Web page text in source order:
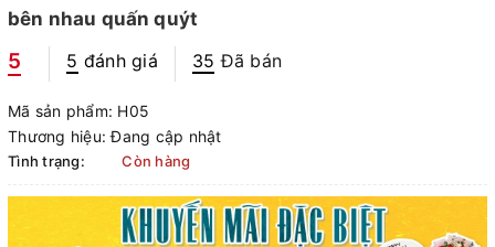
bên nhau quấn quýt
5 5 đánh giá 35 Đã bán
Mã sản phẩm: H05
Thương hiệu: Đang cập nhật
Tình trạng: Còn hàng